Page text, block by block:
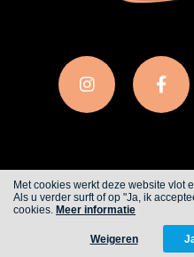
Cookies
Met cookies werkt deze website vlot
Als u verder surft of op "Ja, ik
cookies. Meer informatie
Weigeren